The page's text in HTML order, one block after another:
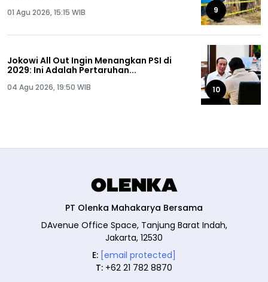
01 Agu 2026, 15:15 WIB 9
Jokowi All Out Ingin Menangkan PSI di
2029: Ini Adalah Pertaruhan...
04 Agu 2026, 19:50 WIB 10
PT Olenka Mahakarya Bersama
DAvenue Office Space, Tanjung Barat Indah,
Jakarta, 12530
E: [email protected]
T: +62 21 782 8870